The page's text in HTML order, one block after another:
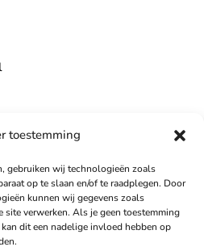
toestemming
gebruiken wij technologieën zoals
op te slaan en/of te raadplegen. Door
kunnen wij gegevens zoals
site verwerken. Als je geen toestemming
dit een nadelige invloed hebben op